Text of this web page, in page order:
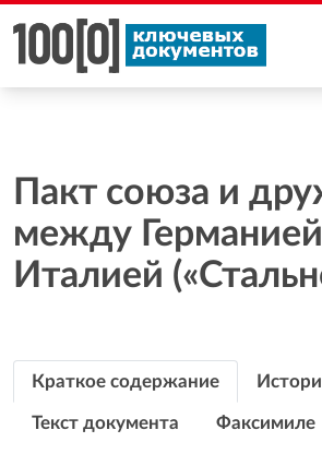
Пакт союза и
между
Италией
Краткое содержание
Текст документа Факсимиле